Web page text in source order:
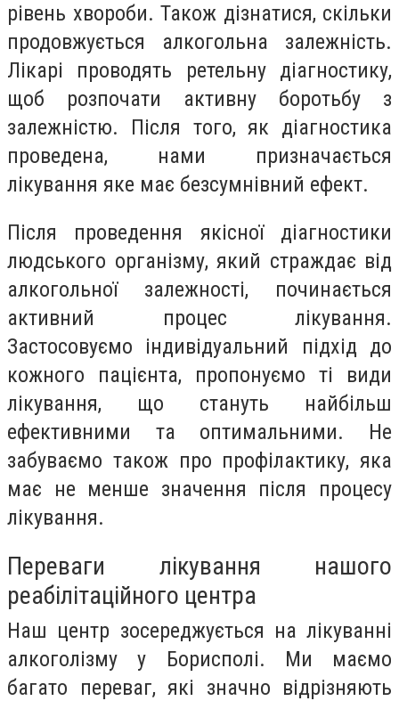
рівень хвороби. Також дізнатися, скільки
продовжується алкогольна залежність.
Лікарі проводять ретельну діагностику,
щоб розпочати активну боротьбу з
залежністю. Після того, як діагностика
проведена, нами призначається
лікування яке має безсумнівний ефект.
Після проведення якісної діагностики
людського організму, який страждає від
алкогольної залежності, починається
активний процес лікування.
Застосовуємо індивідуальний підхід до
кожного пацієнта, пропонуємо ті види
лікування, що стануть найбільш
ефективними та оптимальними. Не
забуваємо також про профілактику, яка
має не менше значення після процесу
лікування.
Переваги лікування нашого
реабілітаційного центра
Наш центр зосереджується на лікуванні
алкоголізму у Борисполі. Ми маємо
багато переваг, які значно відрізняють